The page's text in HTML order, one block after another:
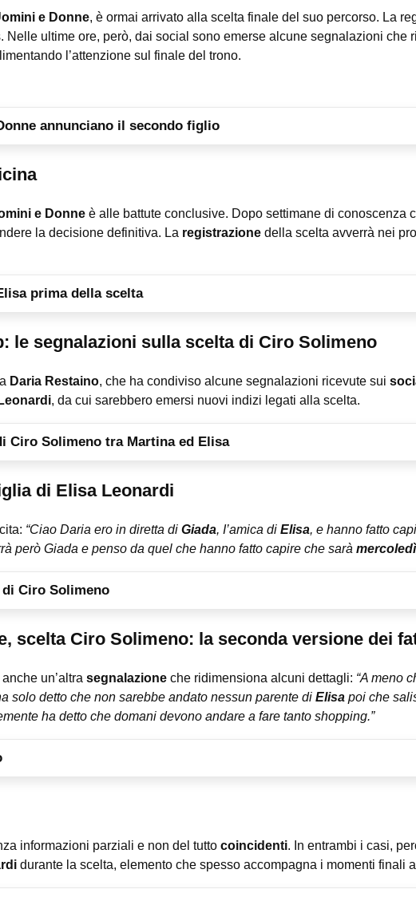
e Donne, è ormai arrivato alla scelta finale del suo percorso. La
Nelle ultime ore, però, dai social sono emerse alcune segnalazioni che
l’attenzione sul finale del trono.
annunciano il secondo figlio
e Donne è alle battute conclusive. Dopo settimane di conoscenza
la decisione definitiva. La registrazione della scelta avverrà nei
prima della scelta
le segnalazioni sulla scelta di Ciro Solimeno
Daria Restaino, che ha condiviso alcune segnalazioni ricevute sui
, da cui sarebbero emersi nuovi indizi legati alla scelta.
Ciro Solimeno tra Martina ed Elisa
di Elisa Leonardi
“Ciao Daria ero in diretta di Giada, I’amica di Elisa, e hanno fatto
però Giada e penso da quel che hanno fatto capire che sarà mercoledì
Ciro Solimeno
scelta Ciro Solimeno: la seconda versione dei
un’altra segnalazione che ridimensiona alcuni dettagli: “A meno
solo detto che non sarebbe andato nessun parente di Elisa poi che
ha detto che domani devono andare a fare tanto shopping.”
informazioni parziali e non del tutto coincidenti. In entrambi i casi,
durante la scelta, elemento che spesso accompagna i momenti finali a